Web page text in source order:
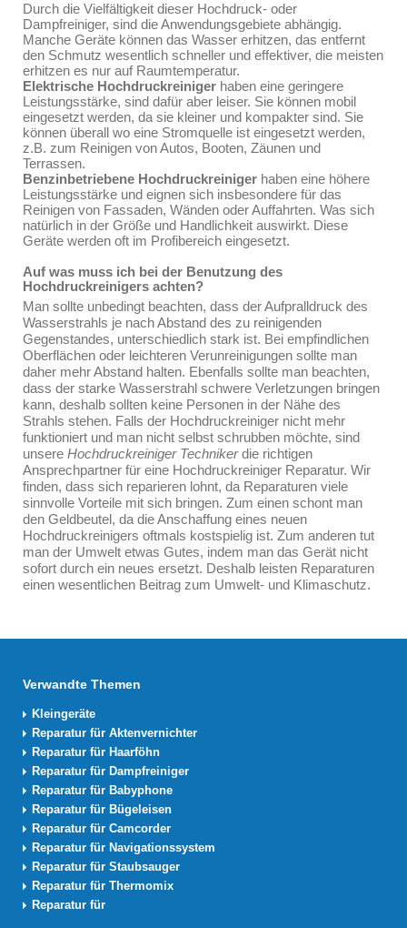
Durch die Vielfältigkeit dieser Hochdruck- oder
Dampfreiniger, sind die Anwendungsgebiete abhängig.
Manche Geräte können das Wasser erhitzen, das entfernt
den Schmutz wesentlich schneller und effektiver, die meisten
erhitzen es nur auf Raumtemperatur.
Elektrische Hochdruckreiniger haben eine geringere
Leistungsstärke, sind dafür aber leiser. Sie können mobil
eingesetzt werden, da sie kleiner und kompakter sind. Sie
können überall wo eine Stromquelle ist eingesetzt werden,
z.B. zum Reinigen von Autos, Booten, Zäunen und
Terrassen.
Benzinbetriebene Hochdruckreiniger haben eine höhere
Leistungsstärke und eignen sich insbesondere für das
Reinigen von Fassaden, Wänden oder Auffahrten. Was sich
natürlich in der Größe und Handlichkeit auswirkt. Diese
Geräte werden oft im Profibereich eingesetzt.
Auf was muss ich bei der Benutzung des
Hochdruckreinigers achten?
Man sollte unbedingt beachten, dass der Aufpralldruck des
Wasserstrahls je nach Abstand des zu reinigenden
Gegenstandes, unterschiedlich stark ist. Bei empfindlichen
Oberflächen oder leichteren Verunreinigungen sollte man
daher mehr Abstand halten. Ebenfalls sollte man beachten,
dass der starke Wasserstrahl schwere Verletzungen bringen
kann, deshalb sollten keine Personen in der Nähe des
Strahls stehen. Falls der Hochdruckreiniger nicht mehr
funktioniert und man nicht selbst schrubben möchte, sind
unsere Hochdruckreiniger Technikerdie richtigen
Ansprechpartner für eine Hochdruckreiniger Reparatur. Wir
finden, dass sich reparieren lohnt, da Reparaturen viele
sinnvolle Vorteile mit sich bringen. Zum einen schont man
den Geldbeutel, da die Anschaffung eines neuen
Hochdruckreinigers oftmals kostspielig ist. Zum anderen tut
man der Umwelt etwas Gutes, indem man das Gerät nicht
sofort durch ein neues ersetzt. Deshalb leisten Reparaturen
einen wesentlichen Beitrag zum Umwelt- und Klimaschutz.
Verwandte Themen
Kleingeräte
Reparatur für Aktenvernichter
Reparatur für Haarföhn
Reparatur für Dampfreiniger
Reparatur für Babyphone
Reparatur für Bügeleisen
Reparatur für Camcorder
Reparatur für Navigationssystem
Reparatur für Staubsauger
Reparatur für Thermomix
Reparatur für